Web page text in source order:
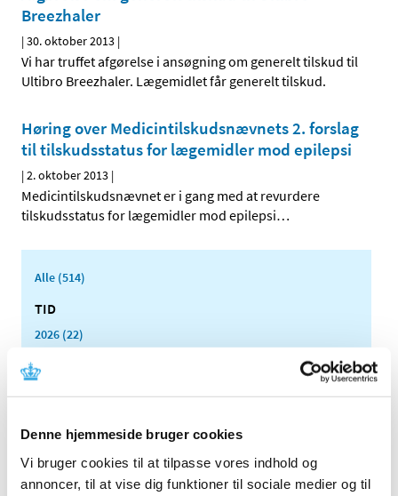
Denne hjemmeside bruger cookies
Vi bruger cookies til at tilpasse vores indhold og
annoncer, til at vise dig funktioner til sociale medier og til
Breezhaler
|30. oktober 2013 |
Vi har truffet afgørelse i ansøgning om generelt tilskud til
Ultibro Breezhaler. Lægemidlet får generelt tilskud.
Høring over Medicintilskuds­nævnets 2. forslag
til tilskudsstatus for lægemidler mod epilepsi
|2. oktober 2013 |
Medicintilskudsnævnet er i gang med at revurdere
tilskudsstatus for lægemidler mod epilepsi…
Alle (514)
TID
2026 (22)
2024 (15)
2022 (10)
2021 (32)
2020 (13)